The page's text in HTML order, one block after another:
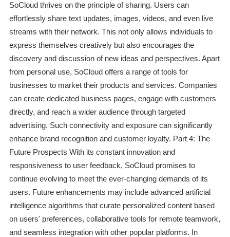
SoCloud thrives on the principle of sharing. Users can
effortlessly share text updates, images, videos, and even live
streams with their network. This not only allows individuals to
express themselves creatively but also encourages the
discovery and discussion of new ideas and perspectives. Apart
from personal use, SoCloud offers a range of tools for
businesses to market their products and services. Companies
can create dedicated business pages, engage with customers
directly, and reach a wider audience through targeted
advertising. Such connectivity and exposure can significantly
enhance brand recognition and customer loyalty. Part 4: The
Future Prospects With its constant innovation and
responsiveness to user feedback, SoCloud promises to
continue evolving to meet the ever-changing demands of its
users. Future enhancements may include advanced artificial
intelligence algorithms that curate personalized content based
on users' preferences, collaborative tools for remote teamwork,
and seamless integration with other popular platforms. In